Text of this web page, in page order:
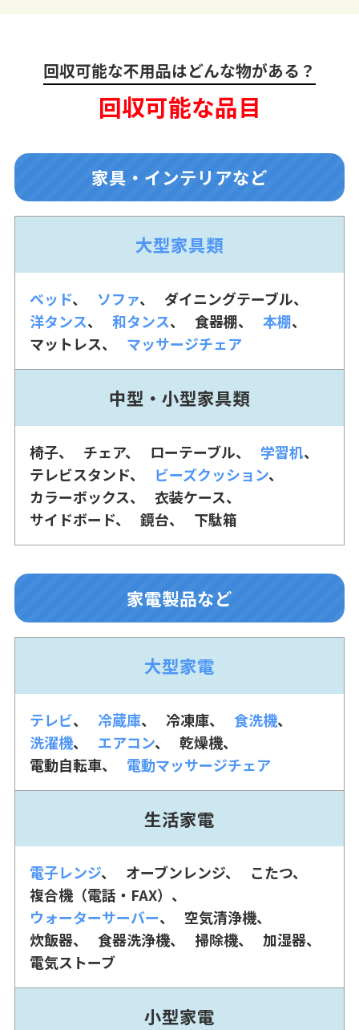
回収可能な不用品はどんな物がある？
回収可能な品目
家具・インテリアなど
大型家具類
ベッド ソファ
ダイニングテーブル
洋タンス
和タンス 食器棚
本棚
マットレス
マッサージチェア
中型・小型家具類
椅子 チェア ローテーブル
学習机
テレビスタンド
ビーズクッション
カラーボックス
衣装ケース
サイドボード
鏡台 下駄箱
家電製品など
大型家電
テレビ 冷蔵庫 冷凍庫
食洗機
洗濯機
エアコン
乾燥機
電動自転車
電動マッサージチェア
生活家電
電子レンジ オーブンレンジ
こたつ
複合機（電話・FAX）
ウォーターサーバー
空気清浄機
炊飯器
食器洗浄機 掃除機
加湿器
電気ストーブ
小型家電